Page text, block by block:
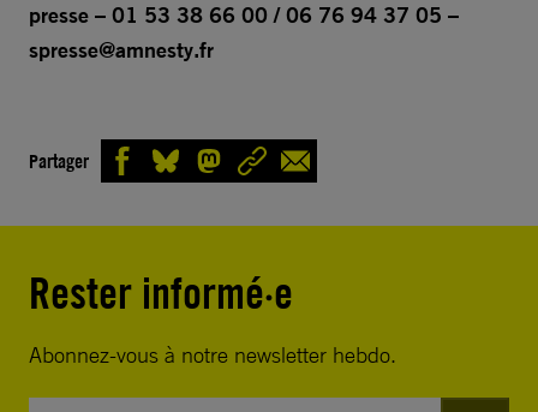
presse – 01 53 38 66 00 / 06 76 94 37 05 –
spresse@amnesty.fr
Partager
Rester informé·e
Abonnez-vous à notre newsletter hebdo.